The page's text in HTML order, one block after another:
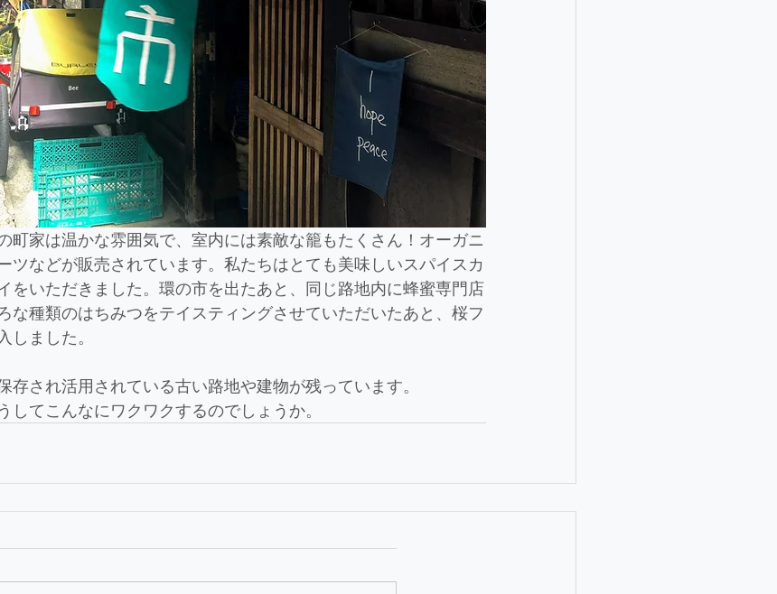
町家は温かな雰囲気で、室内には素敵な籠もたくさん！オーガニ
ツなどが販売されています。私たちはとても美味しいスパイスカ
をいただきました。環の市を出たあと、同じ路地内に蜂蜜専門店
な種類のはちみつをテイスティングさせていただいたあと、桜フ
しました。
存され活用されている古い路地や建物が残っています。
してこんなにワクワクするのでしょうか。